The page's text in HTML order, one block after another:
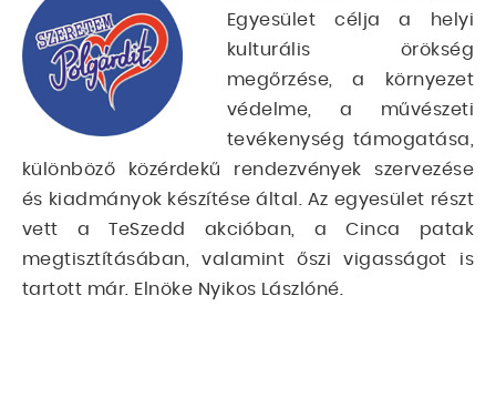
Egyesület célja a helyi
kulturális örökség
megőrzése, a környezet
védelme, a művészeti
tevékenység támogatása,
különböző közérdekű rendezvények szervezése
és kiadmányok készítése által. Az egyesület részt
vett a TeSzedd akcióban, a Cinca patak
megtisztításában, valamint őszi vigasságot is
tartott már. Elnöke Nyikos Lászlóné.